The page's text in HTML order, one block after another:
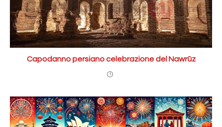
Capodanno persiano celebrazione del Nawrūz